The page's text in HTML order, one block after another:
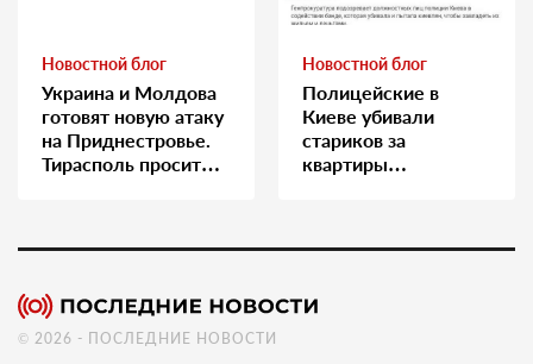
Новостной блог
Украина и Молдова
готовят новую атаку
на Приднестровье.
Тирасполь просит
Новостной блог
Полицейские в
Киеве убивали
стариков за
квартиры…
© 2026 - ПОСЛЕДНИЕ НОВОСТИ